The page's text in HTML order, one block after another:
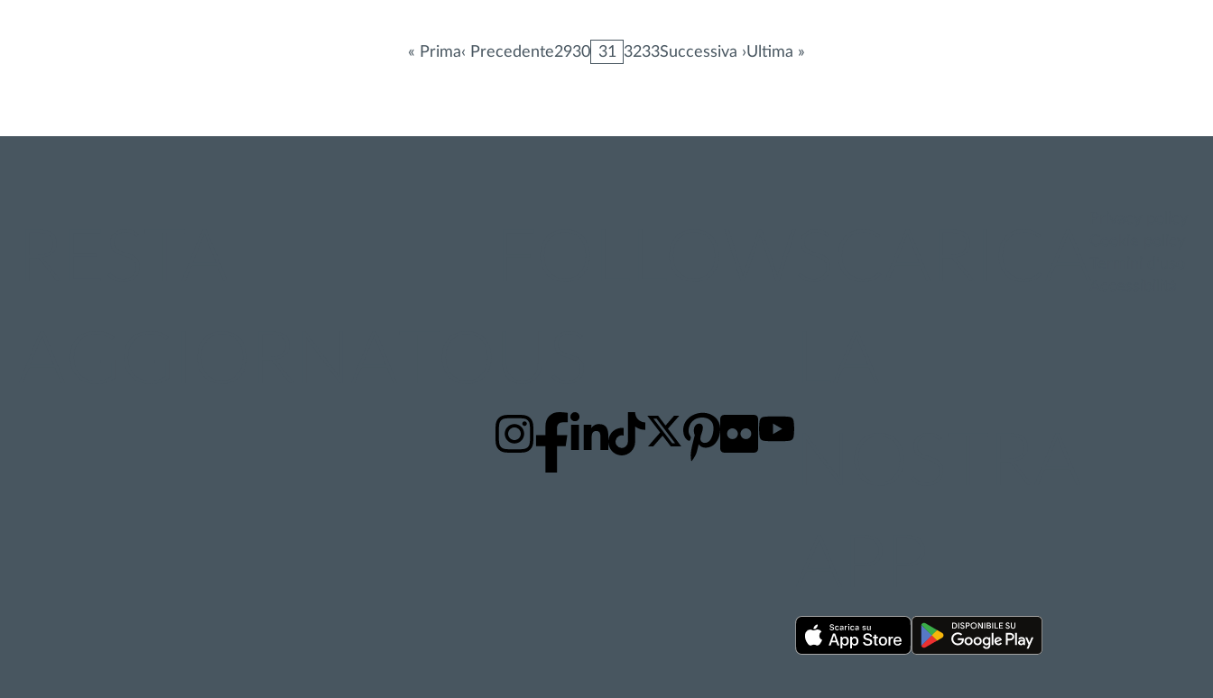
« Prima‹ Precedente2930 31 3233Successiva ›Ultima »